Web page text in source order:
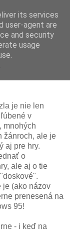
je nie len
v
mnohých
žánroch, ale je
aj pre hry.
o
ale aj o tie
je (ako názov
prenesená na
95!
- i keď na
its services
user-agent are
and security
usage